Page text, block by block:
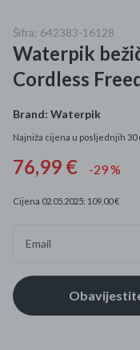
Kišobrani akcija
Ograničena cijena
Najpopularniji proizvodi
Roba s greškom
Šifra: 642383-16128
Waterpik
Cordless
Brand: Waterpik
Najniža cijena u posljednjih 30
76,99 € -29 %
Cijena 02.05.2025: 109,00 €
Email